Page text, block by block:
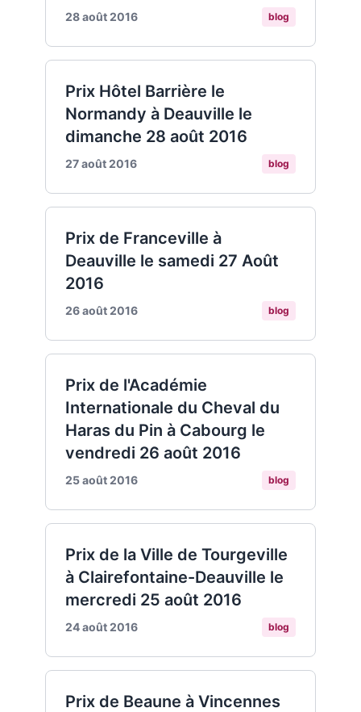
28 août 2016 blog
Prix Hôtel Barrière le
Normandy à Deauville le
dimanche 28 août 2016
27 août 2016 blog
Prix de Franceville à
Deauville le samedi 27 Août
2016
26 août 2016 blog
Prix de l'Académie
Internationale du Cheval du
Haras du Pin à Cabourg le
vendredi 26 août 2016
25 août 2016 blog
Prix de la Ville de Tourgeville
à Clairefontaine-Deauville le
mercredi 25 août 2016
24 août 2016 blog
Prix de Beaune à Vincennes